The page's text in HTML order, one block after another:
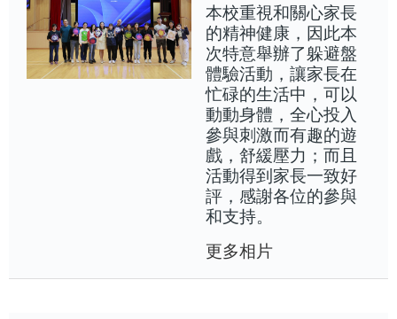
本校重視和關心家長
的精神健康，因此本
次特意舉辦了躲避盤
體驗活動，讓家長在
忙碌的生活中，可以
動動身體，全心投入
參與刺激而有趣的遊
戲，舒緩壓力；而且
活動得到家長一致好
評，感謝各位的參與
和支持。
更多相片